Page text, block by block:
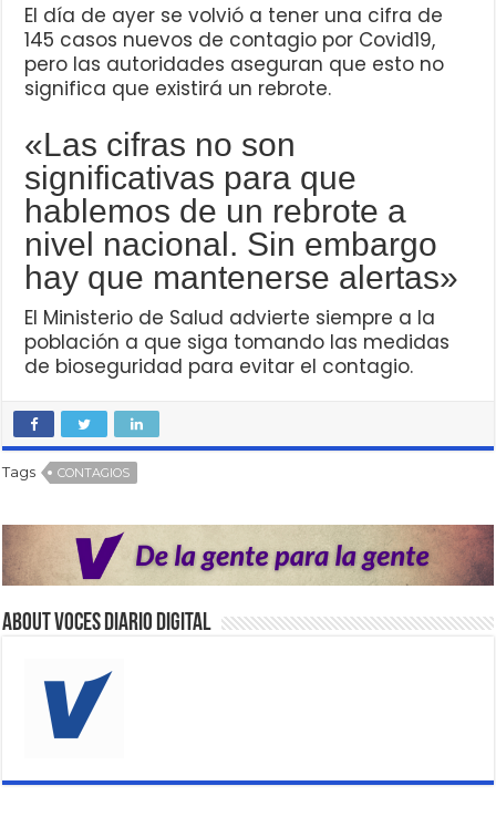
El día de ayer se volvió a tener una cifra de
145 casos nuevos de contagio por Covid19,
pero las autoridades aseguran que esto no
significa que existirá un rebrote.
«Las cifras no son
significativas para que
hablemos de un rebrote a
nivel nacional. Sin embargo
hay que mantenerse alertas»
El Ministerio de Salud advierte siempre a la
población a que siga tomando las medidas
de bioseguridad para evitar el contagio.
Tags CONTAGIOS
About VOCES Diario digital